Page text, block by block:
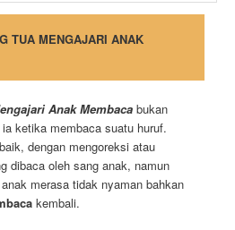
TUA MENGAJARI ANAK
Anak Membaca bukan
ketika membaca suatu huruf.
dengan mengoreksi atau
dibaca oleh sang anak, namun
merasa tidak nyaman bahkan
kembali.